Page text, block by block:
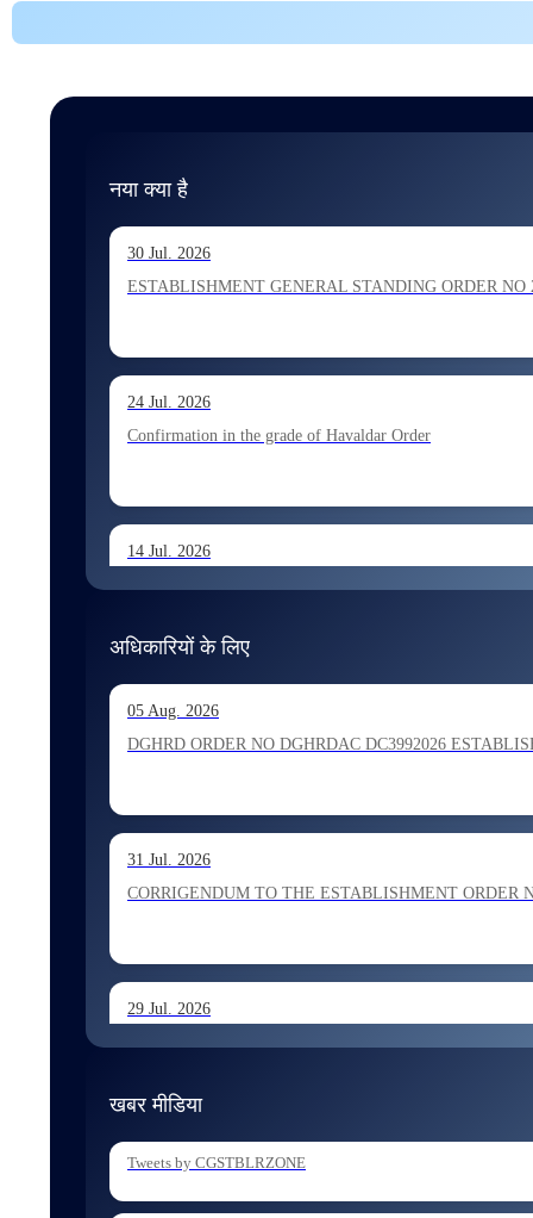
नया क्या है
30 Jul. 2026
ESTABLISHMENT GENERAL STANDING ORDER NO
24 Jul. 2026
Confirmation in the grade of Havaldar Order
14 Jul. 2026
13 Jul. 2026
Allocation of Inspector recommended for appointment by
13 Jul. 2026
Allocation of Executive Assistant recommended for
अधिकारियों के लिए
05 Aug. 2026
DGHRD ORDER NO DGHRDAC DC3992026
31 Jul. 2026
CORRIGENDUM TO THE ESTABLISHMENT ORDER
29 Jul. 2026
29 Jul. 2026
खबर मीडिया
Tweets by CGSTBLRZONE